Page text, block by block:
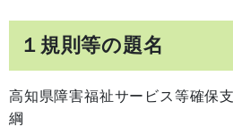
１規則等の題名
高知県障害福祉サービス等確保
綱